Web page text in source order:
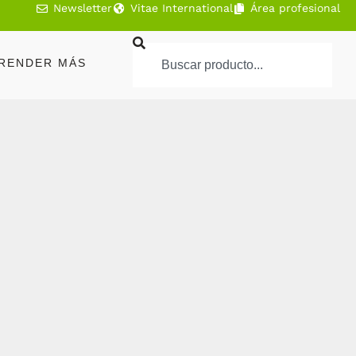
Newsletter Vitae International Área profesional
MÁS